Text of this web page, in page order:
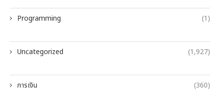
Programming (1)
Uncategorized (1,927)
การเงิน (360)